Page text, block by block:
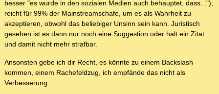
besser "es wurde in den sozialen Medien auch behauptet, dass..."),
reicht für 99% der Mainstreamschafe, um es als Wahrheit zu
akzeptieren, obwohl das beliebiger Unsinn sein kann. Juristisch
gesehen ist es dann nur noch eine Suggestion oder halt ein Zitat
und damit nicht mehr strafbar.
Ansonsten gebe ich dir Recht, es könnte zu einem Backslash
kommen, einem Rachefeldzug, ich empfände das nicht als
Verbesserung.